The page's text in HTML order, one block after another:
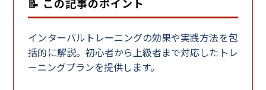
📝 この記事のポイント
インターバルトレーニングの効果や実践方法を包
括的に解説。初心者から上級者まで対応したトレ
ーニングプランを提供します。